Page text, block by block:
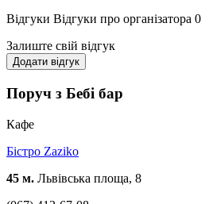
Відгуки Відгуки про організатора 0
Залиште свій відгук
Додати відгук
Поруч з Бебі бар
Кафе
Бістро Zaziko
45 м. Львівська площа, 8